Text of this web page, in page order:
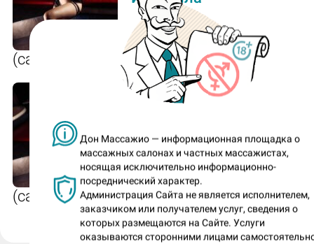
Дон Массажио — информационная площадка о
массажных салонах и частных массажистах,
носящая исключительно информационно-
посреднический характер.
Администрация Сайта не является исполнителем,
заказчиком или получателем услуг, сведения о
которых размещаются на Сайте. Услуги
оказываются сторонними лицами
Прикосновения к каким местам на
тебе приятны?
Спина, плечи, руки.
Во время сеанса ты любишь
гостем или предпочитаешь тишину?
Без разницы, но больше нравится
Пришел гость на базовую часовую
программу. Посоветуй ему твой
доп к стандарту?
(салон «Mojo - Egoist Lite»)
Изабелла
(салон «Egoist VIP на Исполкомской»)